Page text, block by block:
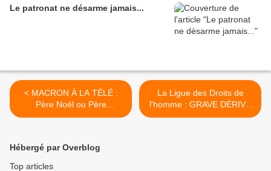
Le patronat ne désarme jamais...
< MACRON À LA TÉLÉ :
Père Noël ou Père
Fouettard, ou les deux à la
La Ligue des Droits de
l'homme : GRAVE DÉRIVE
AUTORITAIRE DE L'ETAT
Hébergé par Overblog
Top articles